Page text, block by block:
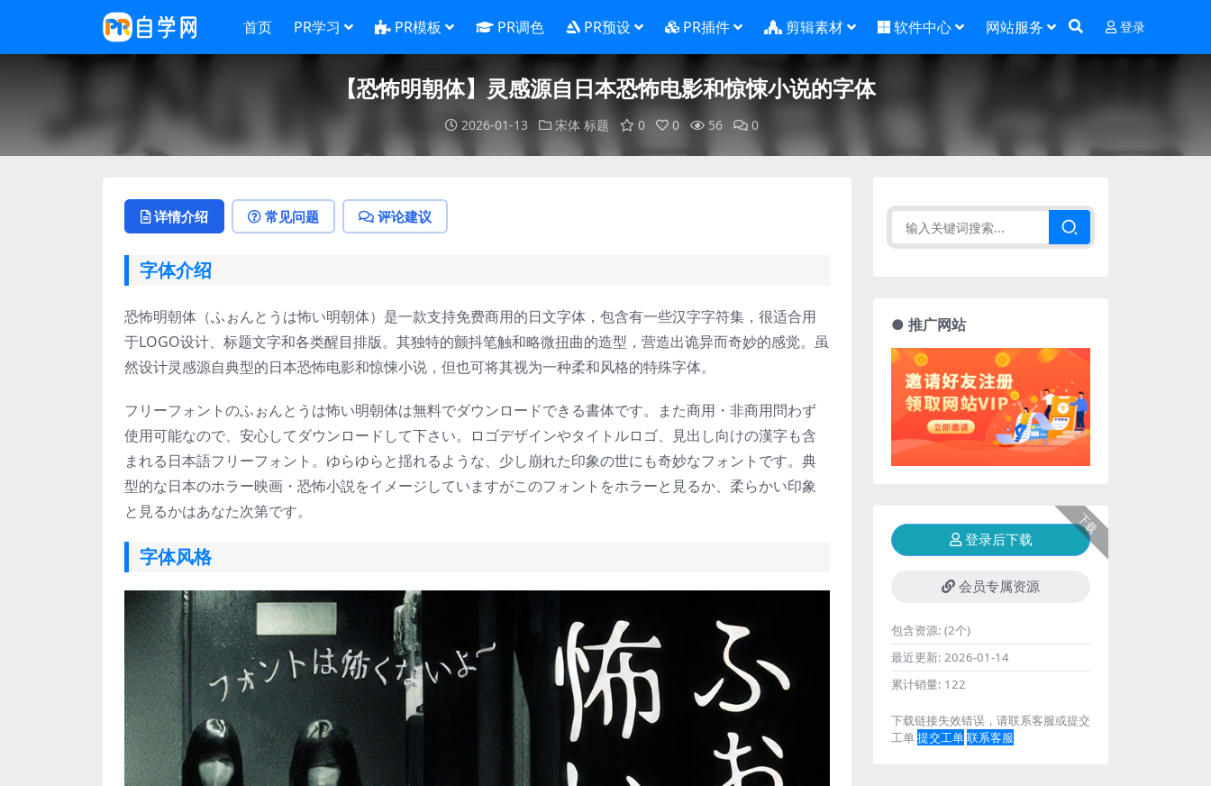
首页 PR学习 PR模板 PR调色 PR预设 PR插件 剪辑素材 软件中心 网站服务 登录
【恐怖明朝体】灵感源自日本恐怖电影和惊悚小说的字体
2026-01-13 宋体 标题 0 0 56 0
详情介绍 常见问题 评论建议
字体介绍
恐怖明朝体（ふぉんとうは怖い明朝体）是一款支持免费商用的日文字体，包含有一些汉字字符集，很适合用
于LOGO设计、标题文字和各类醒目排版。其独特的颤抖笔触和略微扭曲的造型，营造出诡异而奇妙的感觉。虽
然设计灵感源自典型的日本恐怖电影和惊悚小说，但也可将其视为一种柔和风格的特殊字体。
フリーフォントのふぉんとうは怖い明朝体は無料でダウンロードできる書体です。また商用・非商用問わず
使用可能なので、安心してダウンロードして下さい。ロゴデザインやタイトルロゴ、見出し向けの漢字も含
まれる日本語フリーフォント。ゆらゆらと揺れるような、少し崩れた印象の世にも奇妙なフォントです。典
型的な日本のホラー映画・恐怖小説をイメージしていますがこのフォントをホラーと見るか、柔らかい印象
と見るかはあなた次第です。
字体风格
● 推广网站
下载
登录后下载
会员专属资源
包含资源: (2个)
最近更新: 2026-01-14
累计销量: 122
下载链接失效错误，请联系客服或提交
工单提交工单联系客服